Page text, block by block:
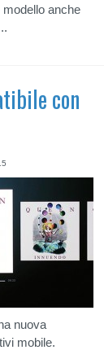
anche
con
nuova
mobile.